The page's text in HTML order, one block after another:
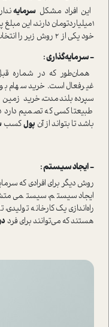
این افراد مشکل سرمایه
1میلیاردتومان دارند‌، این
خود یکی از 2 روش زیر را انتخاب می‌کنند.
− سرمایه‌گذاری :
همان‌طور که در شماره
غیرفعال ا‌ست. خرید سهام
سپرده بلند‌مدت، خرید
طبیعتا کسی که تصمیم دارد
باشد تا بتواند از آن پولکسب
− ایجاد سیستم :
روش دیگر برای افرادی که
ایجاد سیستم، سیستمی
راه‌اندازی یک کارخانه
هستند که می‌توانند برای فرد